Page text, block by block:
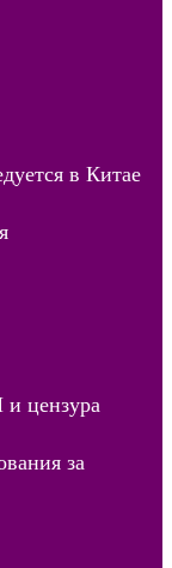
в Китае
цензура
за